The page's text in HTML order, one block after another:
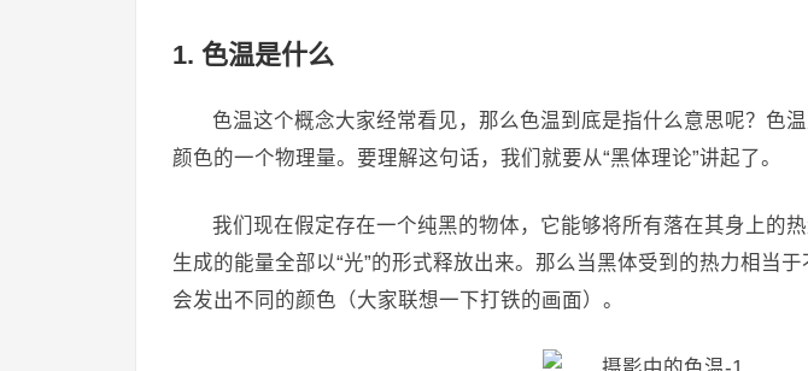
1. 色温是什么
色温这个概念大家经常看见，那么色温到底是指什么意思呢？色
颜色的一个物理量。要理解这句话，我们就要从“黑体理论”讲起了。
我们现在假定存在一个纯黑的物体，它能够将所有落在其身上的
生成的能量全部以“光”的形式释放出来。那么当黑体受到的热力相当
会发出不同的颜色（大家联想一下打铁的画面）。